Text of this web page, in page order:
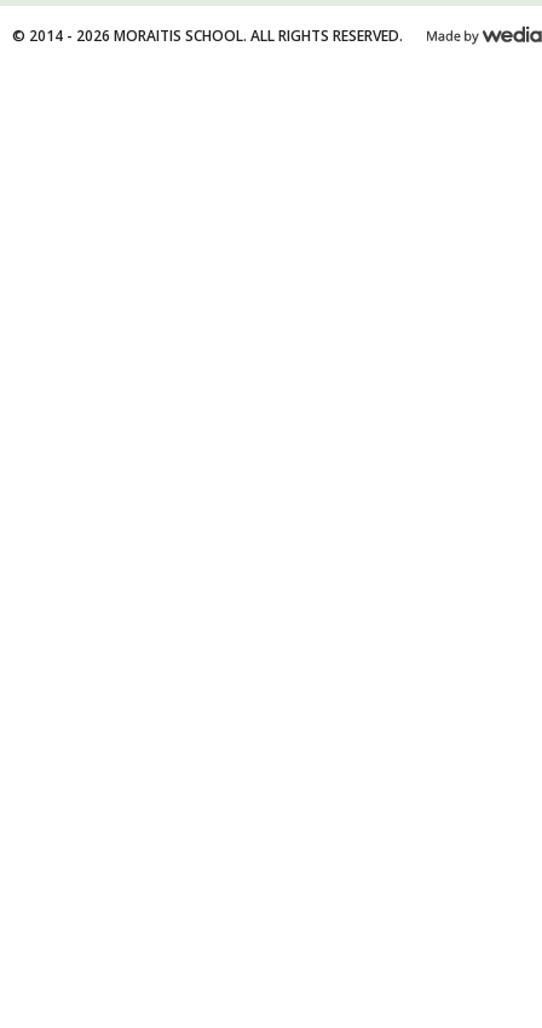
© 2014 - 2026 MORAITIS SCHOOL. ALL RIGHTS RESERVED.